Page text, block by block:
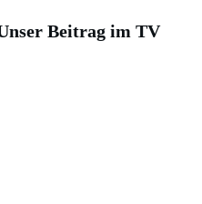
Beitrag im TV